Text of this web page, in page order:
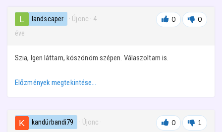
landscaper · Újonc · 4
éve
0 0
Szia, Igen láttam, köszönöm szépen. Válaszoltam is.
Előzmények megtekintése…
kandúrbandi79 · Újonc ·
0 1